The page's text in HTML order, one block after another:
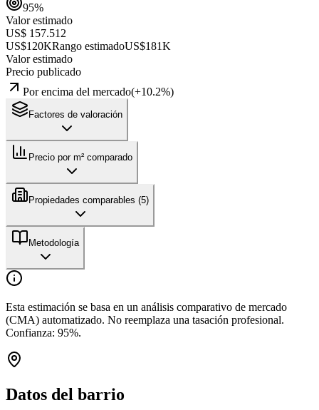
95%
Valor estimado
US$ 157.512
US$120KRango estimadoUS$181K
Valor estimado
Precio publicado
Por encima del mercado(+10.2%)
Factores de valoración
Precio por m² comparado
Propiedades comparables (5)
Metodología
Esta estimación se basa en un análisis comparativo de mercado
(CMA) automatizado. No reemplaza una tasación profesional.
Confianza: 95%.
Datos del barrio